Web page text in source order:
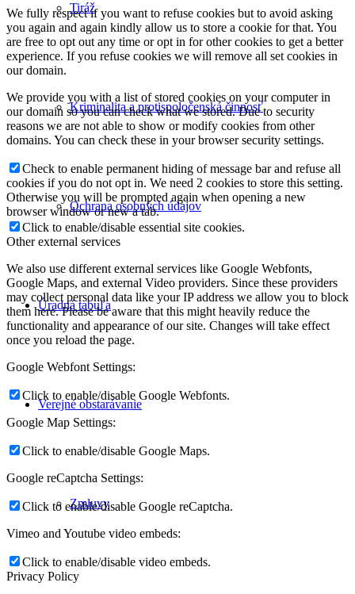
Tiráž
Kriminalita a protispoločenská činnosť
Ochrana osobných údajov
Úradná tabuľa
Verejné obstarávanie
Zmluvy
We fully respect if you want to refuse cookies but to avoid asking
you again and again kindly allow us to store a cookie for that. You
are free to opt out any time or opt in for other cookies to get a better
experience. If you refuse cookies we will remove all set cookies in
our domain.
We provide you with a list of stored cookies on your computer in
our domain so you can check what we stored. Due to security
reasons we are not able to show or modify cookies from other
domains. You can check these in your browser security settings.
Check to enable permanent hiding of message bar and refuse all
cookies if you do not opt in. We need 2 cookies to store this setting.
Otherwise you will be prompted again when opening a new
browser window or new a tab.
Click to enable/disable essential site cookies.
Other external services
We also use different external services like Google Webfonts,
Google Maps, and external Video providers. Since these providers
may collect personal data like your IP address we allow you to block
them here. Please be aware that this might heavily reduce the
functionality and appearance of our site. Changes will take effect
once you reload the page.
Google Webfont Settings:
Click to enable/disable Google Webfonts.
Google Map Settings:
Click to enable/disable Google Maps.
Google reCaptcha Settings:
Click to enable/disable Google reCaptcha.
Vimeo and Youtube video embeds:
Click to enable/disable video embeds.
Privacy Policy